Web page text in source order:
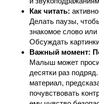
Как читать:
Делать паузы,
знакомое слово
Обсуждать
Важный момент:
Малыш может
десятки раз
материал,
почувствовать